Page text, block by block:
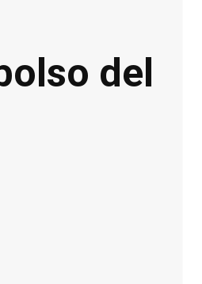
del